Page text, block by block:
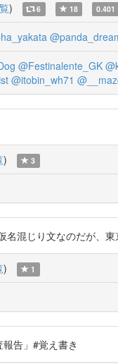
) 6 18 0.401
@Festinalente_GK
@itobin_wh71
) 3
混じり文なのだが、
) 1
告」#覚え書き